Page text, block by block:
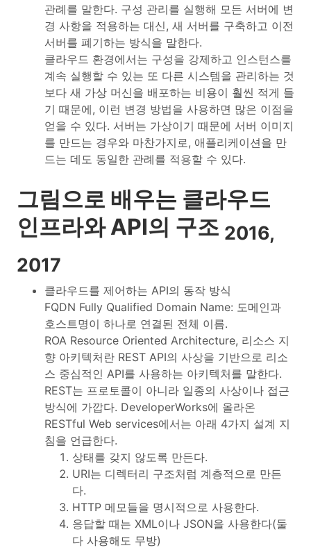
관례를 말한다. 구성 관리를 실행해 모든 서버에 변
경 사항을 적용하는 대신, 새 서버를 구축하고 이전
서버를 폐기하는 방식을 말한다.
클라우드 환경에서는 구성을 강제하고 인스턴스를
계속 실행할 수 있는 또 다른 시스템을 관리하는 것
보다 새 가상 머신을 배포하는 비용이 훨씬 적게 들
기 때문에, 이런 변경 방법을 사용하면 많은 이점을
얻을 수 있다. 서버는 가상이기 때문에 서버 이미지
를 만드는 경우와 마찬가지로, 애플리케이션을 만
드는 데도 동일한 관례를 적용할 수 있다.
그림으로 배우는 클라우드
인프라와 API의 구조 2016,
2017
클라우드를 제어하는 API의 동작 방식
FQDN Fully Qualified Domain Name: 도메인과
호스트명이 하나로 연결된 전체 이름.
ROA Resource Oriented Architecture, 리소스 지
향 아키텍처란 REST API의 사상을 기반으로 리소
스 중심적인 API를 사용하는 아키텍처를 말한다.
REST는 프로토콜이 아니라 일종의 사상이나 접근
방식에 가깝다. DeveloperWorks에 올라온
RESTful Web services에서는 아래 4가지 설계 지
침을 언급한다.
상태를 갖지 않도록 만든다.
URI는 디렉터리 구조처럼 계층적으로 만든
다.
HTTP 메모들을 명시적으로 사용한다.
응답할 때는 XML이나 JSON을 사용한다(둘
다 사용해도 무방)